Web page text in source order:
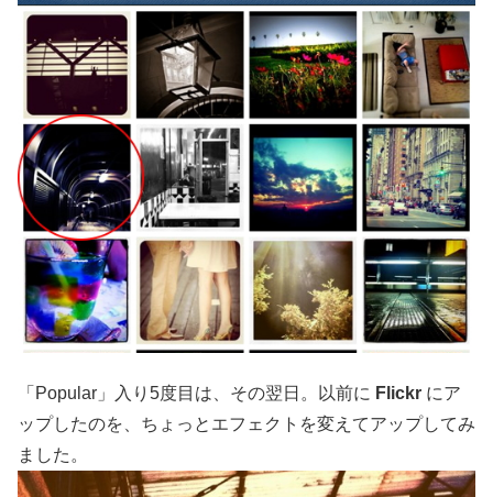
「Popular」入り5度目は、その翌日。以前に Flickr にア
ップしたのを、ちょっとエフェクトを変えてアップしてみ
ました。